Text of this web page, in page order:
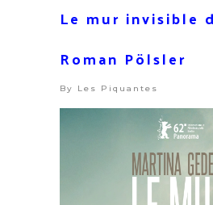
Le mur invisible
Roman Pölsler
By Les Piquantes